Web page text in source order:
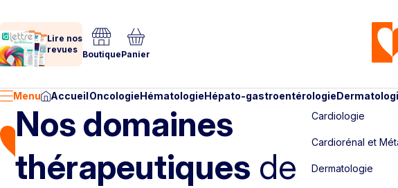
Lire nos
revues BoutiquePanier
Menu AccueilOncologieHématologieHépato-gastroentérologie
Nos domaines
thérapeutiques de
Cardiologie
Cardiorénal et
Dermatologie